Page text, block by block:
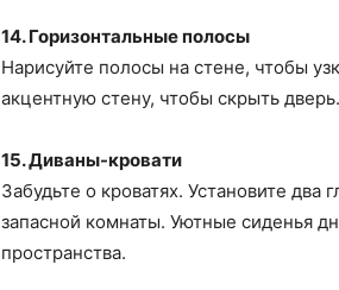
14. Горизонтальные полосы
Нарисуйте полосы на стене, чтобы
акцентную стену, чтобы скрыть
15. Диваны-кровати
Забудьте о кроватях. Установите два
запасной комнаты. Уютные сиденья
пространства.